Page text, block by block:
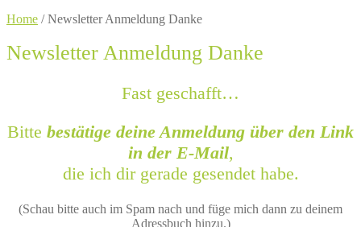
Home /Newsletter Anmeldung Danke
Newsletter Anmeldung Danke
Fast geschafft…
Bitte bestätige deine Anmeldung über den Link
in der E-Mail,
die ich dir gerade gesendet habe.
(Schau bitte auch im Spam nach und füge mich dann zu deinem
Adressbuch hinzu.)